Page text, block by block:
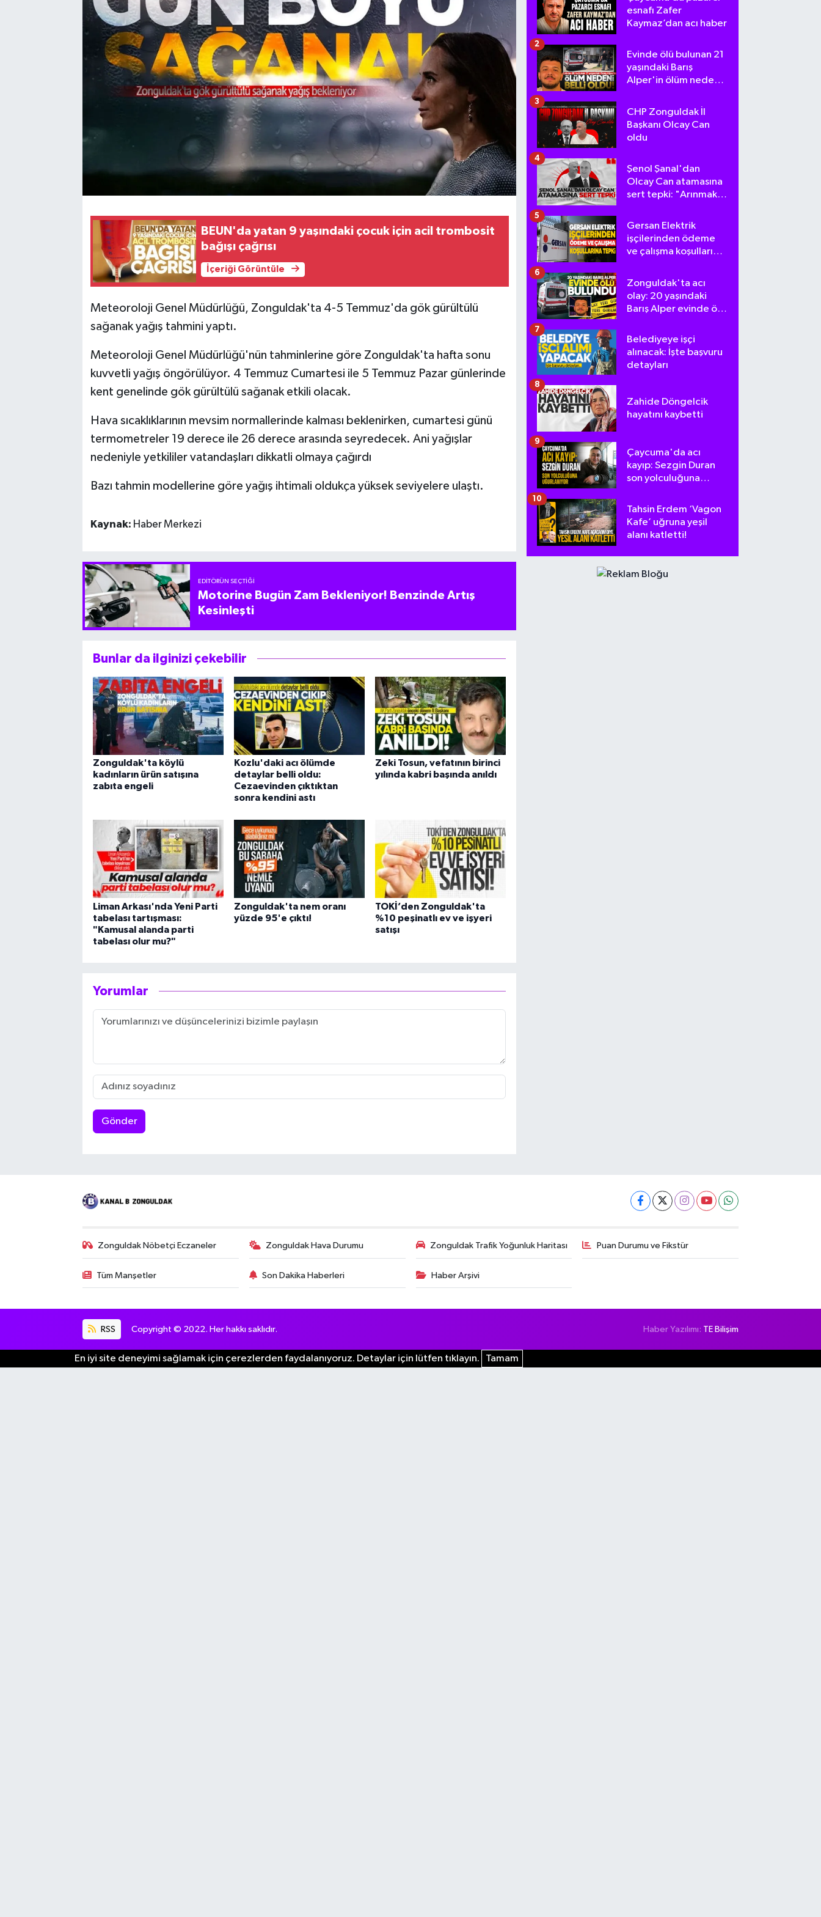
BEUN'da yatan 9 yaşındaki çocuk için acil trombosit
bağışı çağrısı
İçeriği Görüntüle
Meteoroloji Genel Müdürlüğü, Zonguldak'ta 4-5 Temmuz'da gök gürültülü
sağanak yağış tahmini yaptı.
Meteoroloji Genel Müdürlüğü'nün tahminlerine göre Zonguldak'ta hafta sonu
kuvvetli yağış öngörülüyor. 4 Temmuz Cumartesi ile 5 Temmuz Pazar günlerinde
kent genelinde gök gürültülü sağanak etkili olacak.
Hava sıcaklıklarının mevsim normallerinde kalması beklenirken, cumartesi günü
termometreler 19 derece ile 26 derece arasında seyredecek. Ani yağışlar
nedeniyle yetkililer vatandaşları dikkatli olmaya çağırdı
Bazı tahmin modellerine göre yağış ihtimali oldukça yüksek seviyelere ulaştı.
Kaynak: Haber Merkezi
EDITÖRÜN SEÇTIĞI
Motorine Bugün Zam Bekleniyor! Benzinde Artış
Kesinleşti
Bunlar da ilginizi çekebilir
Zonguldak'ta köylü
kadınların ürün satışına
zabıta engeli
Kozlu'daki acı ölümde
detaylar belli oldu:
Cezaevinden çıktıktan
sonra kendini astı
Zeki Tosun, vefatının birinci
yılında kabri başında anıldı
Liman Arkası'nda Yeni Parti
tabelası tartışması:
"Kamusal alanda parti
tabelası olur mu?"
Zonguldak'ta nem oranı
yüzde 95'e çıktı!
TOKİ’den Zonguldak'ta
%10 peşinatlı ev ve işyeri
satışı
Yorumlar
Gönder
esnafı Zafer
Kaymaz’dan acı haber
Evinde ölü bulunan 21
yaşındaki Barış
Alper'in ölüm nedeni
2
CHP Zonguldak İl
Başkanı Olcay Can
oldu
3
Şenol Şanal'dan
Olcay Can atamasına
sert tepki: "Arınmak
gerek!"
4
Gersan Elektrik
işçilerinden ödeme
ve çalışma koşullarına
5
Zonguldak'ta acı
olay: 20 yaşındaki
Barış Alper evinde ölü
6
Belediyeye işçi
alınacak: İşte başvuru
detayları
7
Zahide Döngelcik
hayatını kaybetti
8
Çaycuma'da acı
kayıp: Sezgin Duran
son yolculuğuna
9
Tahsin Erdem ‘Vagon
Kafe’ uğruna yeşil
alanı katletti!
10
Zonguldak Nöbetçi Eczaneler Zonguldak Hava Durumu Zonguldak Trafik Yoğunluk Haritası Puan Durumu ve Fikstür
Tüm Manşetler Son Dakika Haberleri Haber Arşivi
RSS Copyright © 2022. Her hakkı saklıdır. Haber Yazılımı: TE Bilişim
En iyi site deneyimi sağlamak için çerezlerden faydalanıyoruz. Detaylar için lütfen tıklayın. Tamam